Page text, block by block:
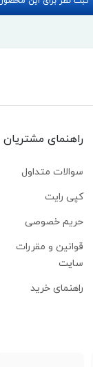
راهنمای مشتریان
سوالات متداول
کپی رایت
حریم خصوصی
قوانین و مقررات
سایت
راهنمای خرید